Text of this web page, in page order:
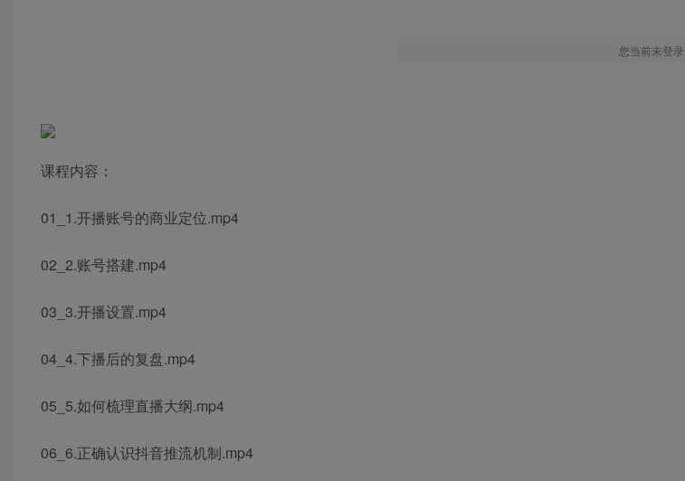
您当前未登
课程内容：
01_1.开播账号的商业定位.mp4
02_2.账号搭建.mp4
03_3.开播设置.mp4
04_4.下播后的复盘.mp4
05_5.如何梳理直播大纲.mp4
06_6.正确认识抖音推流机制.mp4